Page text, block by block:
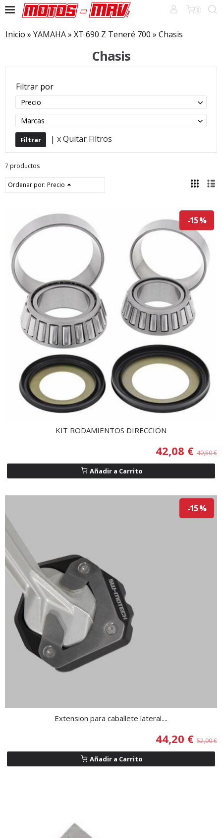
0
Inicio » YAMAHA» XT 690 Z Teneré 700 » Chasis
Chasis
Filtrar por
Precio
Marcas
| x Quitar Filtros
7 productos
Ordenar por: Precio
-15 %
KIT RODAMIENTOS DIRECCION
42,08 € 49,50 €
Añadir a Carrito
-15 %
Extension para caballete lateral....
44,20 € 52,00 €
Añadir a Carrito